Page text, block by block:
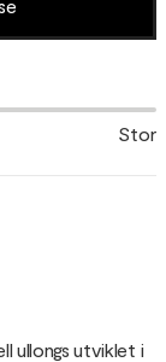
Stor
ullongs utviklet i